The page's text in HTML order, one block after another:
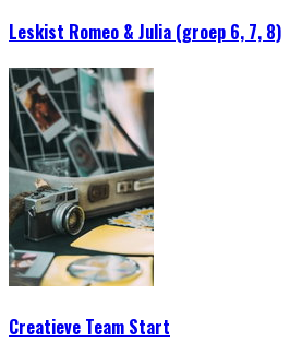
Leskist Romeo & Julia (groep 6, 7, 8)
Creatieve Team Start